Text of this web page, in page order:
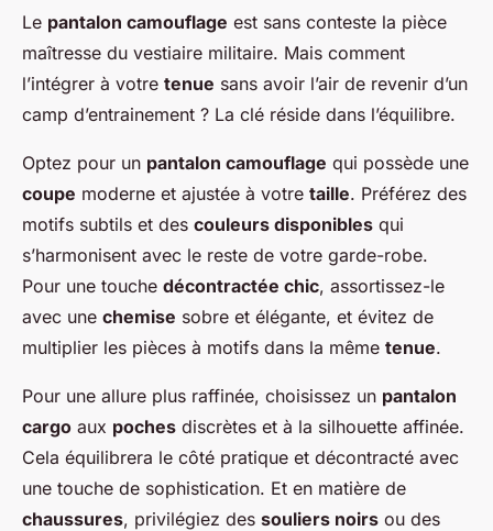
Le pantalon camouflage est sans conteste la pièce
maîtresse du vestiaire militaire. Mais comment
l’intégrer à votre tenue sans avoir l’air de revenir d’un
camp d’entrainement ? La clé réside dans l’équilibre.
Optez pour un pantalon camouflage qui possède une
coupe moderne et ajustée à votre taille. Préférez des
motifs subtils et des couleurs disponibles qui
s’harmonisent avec le reste de votre garde-robe.
Pour une touche décontractée chic, assortissez-le
avec une chemise sobre et élégante, et évitez de
multiplier les pièces à motifs dans la même tenue.
Pour une allure plus raffinée, choisissez un pantalon
cargo aux poches discrètes et à la silhouette affinée.
Cela équilibrera le côté pratique et décontracté avec
une touche de sophistication. Et en matière de
chaussures, privilégiez des souliers noirs ou des